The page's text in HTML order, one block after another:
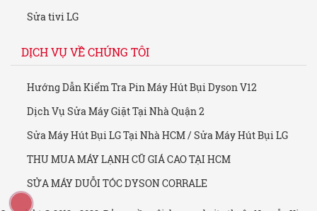
Sửa tivi LG
DỊCH VỤ VỀ CHÚNG TÔI
Hướng Dẫn Kiểm Tra Pin Máy Hút Bụi Dyson V12
Dịch Vụ Sửa Máy Giặt Tại Nhà Quận 2
Sửa Máy Hút Bụi LG Tại Nhà HCM / Sửa Máy Hút Bụi LG
THU MUA MÁY LẠNH CŨ GIÁ CAO TẠI HCM
SỬA MÁY DUỖI TÓC DYSON CORRALE